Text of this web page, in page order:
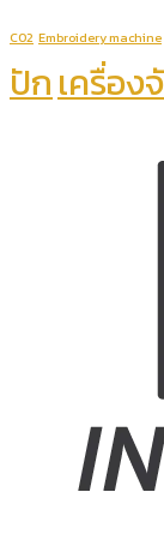
CO2 Embroidery machine
ปักเครื่อ